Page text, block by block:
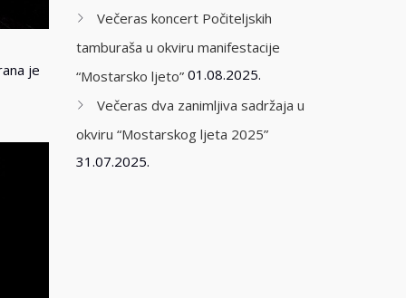
je
Večeras koncert Počiteljskih
tamburaša u okviru manifestacije
“Mostarsko ljeto” 01.08.2025.
Večeras dva zanimljiva sadržaja u
okviru “Mostarskog ljeta 2025”
31.07.2025.